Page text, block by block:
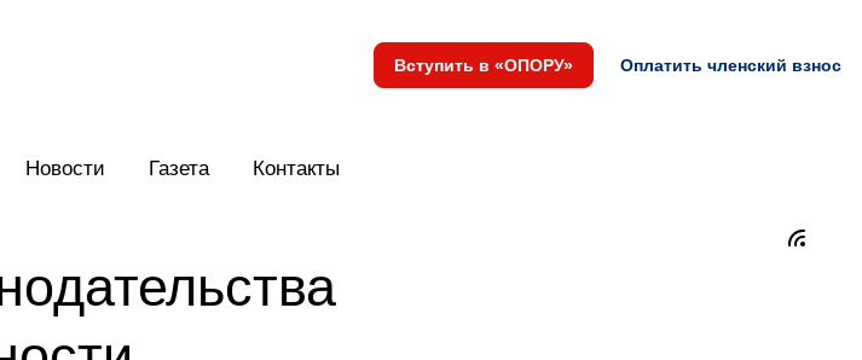
Вступить в «ОПОРУ» Оплатить членский взнос
Новости Газета Контакты